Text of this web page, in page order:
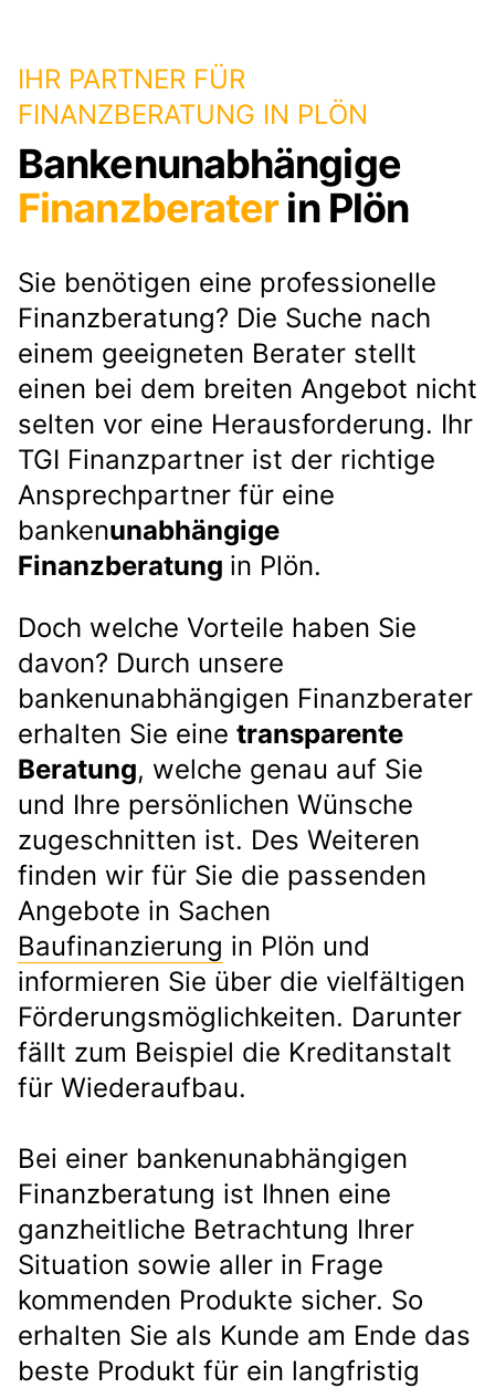
IHR PARTNER FÜR
FINANZBERATUNG IN PLÖN
Bankenunabhängige
Finanzberater in Plön
Sie benötigen eine professionelle
Finanzberatung? Die Suche nach
einem geeigneten Berater stellt
einen bei dem breiten Angebot nicht
selten vor eine Herausforderung. Ihr
TGI Finanzpartner ist der richtige
Ansprechpartner für eine
bankenunabhängige
Finanzberatung in Plön.
Doch welche Vorteile haben Sie
davon? Durch unsere
bankenunabhängigen Finanzberater
erhalten Sie eine transparente
Beratung, welche genau auf Sie
und Ihre persönlichen Wünsche
zugeschnitten ist. Des Weiteren
finden wir für Sie die passenden
Angebote in Sachen
Baufinanzierung in Plön und
informieren Sie über die vielfältigen
Förderungsmöglichkeiten. Darunter
fällt zum Beispiel die Kreditanstalt
für Wiederaufbau.
Bei einer bankenunabhängigen
Finanzberatung ist Ihnen eine
ganzheitliche Betrachtung Ihrer
Situation sowie aller in Frage
kommenden Produkte sicher. So
erhalten Sie als Kunde am Ende das
beste Produkt für ein langfristig